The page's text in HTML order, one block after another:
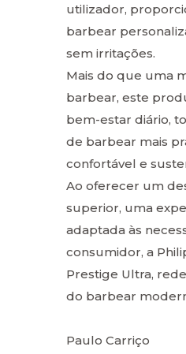
utilizador,
barbear
sem irritações.
Mais do que uma
barbear, este
bem-estar diário,
de barbear mais
confortável e
Ao oferecer um
superior, uma
adaptada às
consumidor, a
Prestige Ultra,
do barbear
Paulo Carriço